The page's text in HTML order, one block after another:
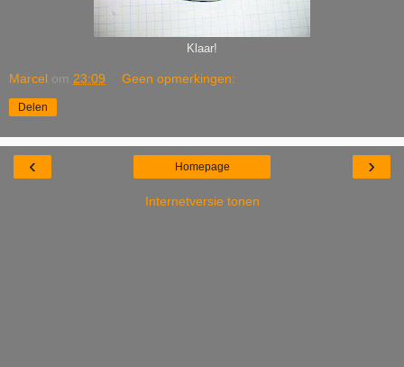
Klaar!
Marcel om 23:09 Geen opmerkingen:
Delen
‹ ›
Homepage
Internetversie tonen